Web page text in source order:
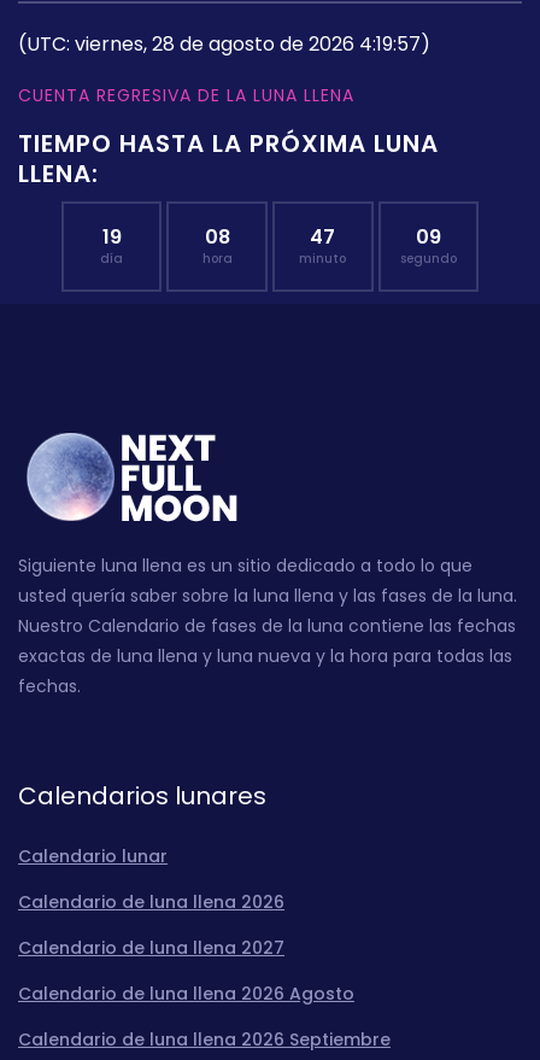
(UTC: viernes, 28 de agosto de 2026 4:19:57)
CUENTA REGRESIVA DE LA LUNA LLENA
TIEMPO HASTA LA PRÓXIMA LUNA
LLENA:
19
día
08
hora
47
minuto
08
segundo
Siguiente luna llena es un sitio dedicado a todo lo que
usted quería saber sobre la luna llena y las fases de la luna.
Nuestro Calendario de fases de la luna contiene las fechas
exactas de luna llena y luna nueva y la hora para todas las
fechas.
Calendarios lunares
Calendario lunar
Calendario de luna llena 2026
Calendario de luna llena 2027
Calendario de luna llena 2026 Agosto
Calendario de luna llena 2026 Septiembre